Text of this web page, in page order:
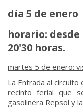
día 5 de enero
horario: desde
20'30 horas.
martes 5 de enero:
La Entrada al
recinto ferial que
gasolinera Repsol y